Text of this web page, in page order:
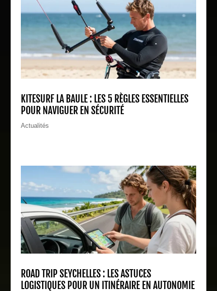
KITESURF LA BAULE : LES 5 RÈGLES ESSENTIELLES
POUR NAVIGUER EN SÉCURITÉ
Actualités
ROAD TRIP SEYCHELLES : LES ASTUCES
LOGISTIQUES POUR UN ITINÉRAIRE EN AUTONOMIE